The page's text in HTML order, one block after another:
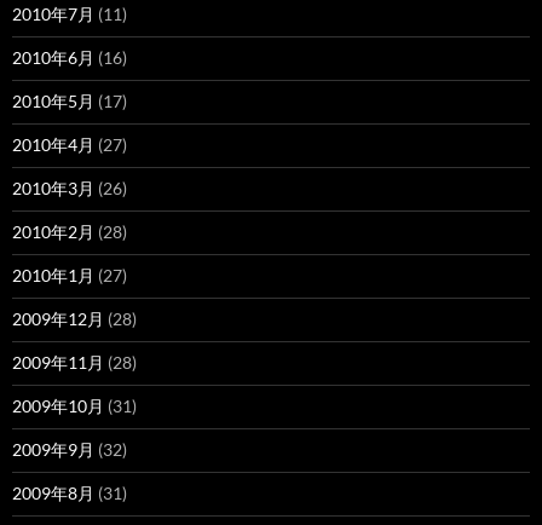
2010年7月 (11)
2010年6月 (16)
2010年5月 (17)
2010年4月 (27)
2010年3月 (26)
2010年2月 (28)
2010年1月 (27)
2009年12月 (28)
2009年11月 (28)
2009年10月 (31)
2009年9月 (32)
2009年8月 (31)